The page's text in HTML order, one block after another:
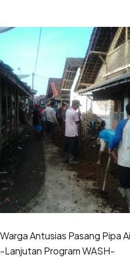
Warga Antusias Pasang Pipa
-Lanjutan Program WASH-